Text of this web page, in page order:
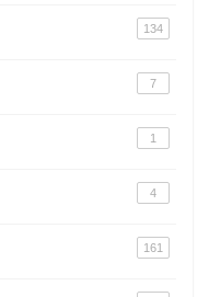
134
7
1
4
161